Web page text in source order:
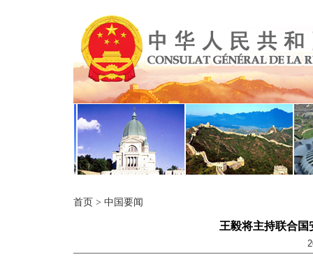
首页 > 中国要闻
王毅将主持联合